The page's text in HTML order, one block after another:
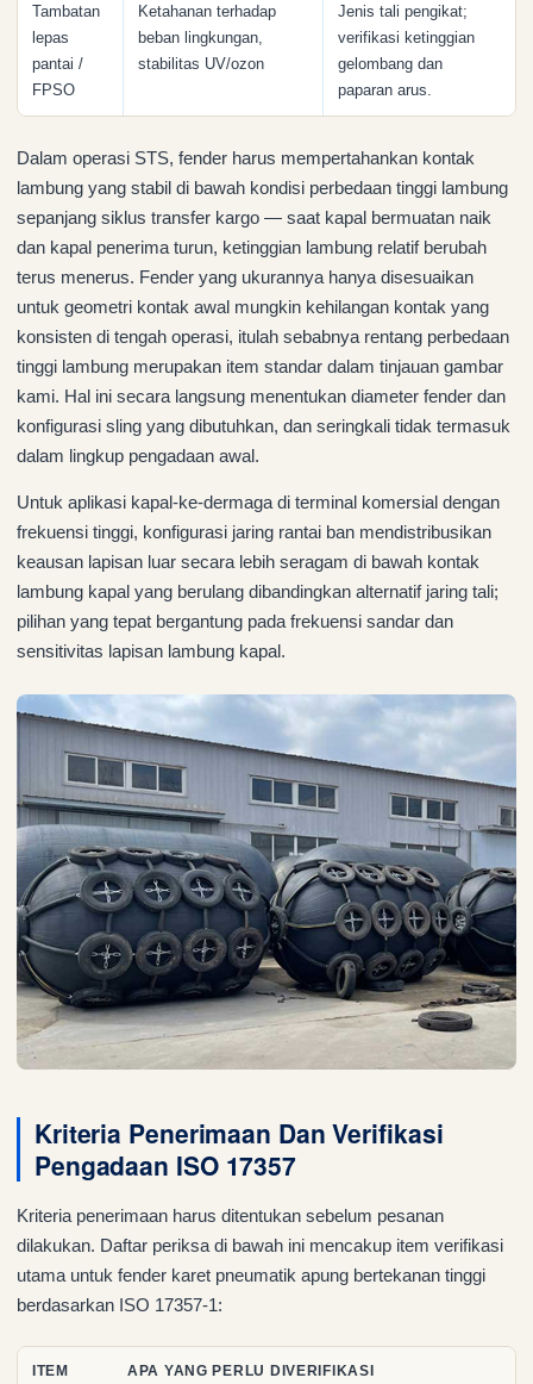
Tambatan
lepas
pantai /
FPSO
Ketahanan terhadap
beban lingkungan,
stabilitas UV/ozon
Jenis tali pengikat;
verifikasi ketinggian
gelombang dan
paparan arus.
Dalam operasi STS, fender harus mempertahankan kontak
lambung yang stabil di bawah kondisi perbedaan tinggi lambung
sepanjang siklus transfer kargo — saat kapal bermuatan naik
dan kapal penerima turun, ketinggian lambung relatif berubah
terus menerus. Fender yang ukurannya hanya disesuaikan
untuk geometri kontak awal mungkin kehilangan kontak yang
konsisten di tengah operasi, itulah sebabnya rentang perbedaan
tinggi lambung merupakan item standar dalam tinjauan gambar
kami. Hal ini secara langsung menentukan diameter fender dan
konfigurasi sling yang dibutuhkan, dan seringkali tidak termasuk
dalam lingkup pengadaan awal.
Untuk aplikasi kapal-ke-dermaga di terminal komersial dengan
frekuensi tinggi, konfigurasi jaring rantai ban mendistribusikan
keausan lapisan luar secara lebih seragam di bawah kontak
lambung kapal yang berulang dibandingkan alternatif jaring tali;
pilihan yang tepat bergantung pada frekuensi sandar dan
sensitivitas lapisan lambung kapal.
Kriteria Penerimaan Dan Verifikasi
Pengadaan ISO 17357
Kriteria penerimaan harus ditentukan sebelum pesanan
dilakukan. Daftar periksa di bawah ini mencakup item verifikasi
utama untuk fender karet pneumatik apung bertekanan tinggi
berdasarkan ISO 17357-1:
ITEM APA YANG PERLU DIVERIFIKASI